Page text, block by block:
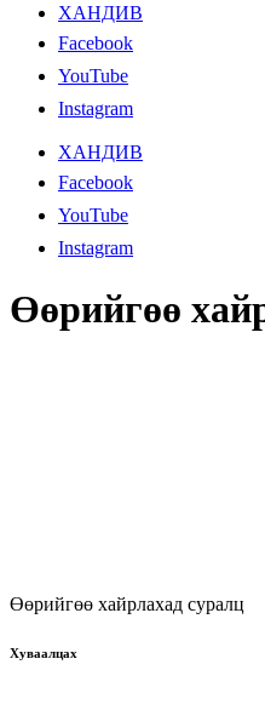
ХАНДИВ
Facebook
YouTube
Instagram
ХАНДИВ
Facebook
YouTube
Instagram
Өөрийгөө
Өөрийгөө хайрлахад суралц
Хуваалцах